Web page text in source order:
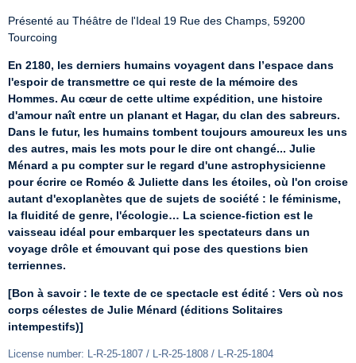
Présenté au Théâtre de l'Ideal 19 Rue des Champs, 59200
Tourcoing
En 2180, les derniers humains voyagent dans l’espace dans
l'espoir de transmettre ce qui reste de la mémoire des
Hommes. Au cœur de cette ultime expédition, une histoire
d'amour naît entre un planant et Hagar, du clan des sabreurs.
Dans le futur, les humains tombent toujours amoureux les uns
des autres, mais les mots pour le dire ont changé... Julie
Ménard a pu compter sur le regard d'une astrophysicienne
pour écrire ce Roméo & Juliette dans les étoiles, où l'on croise
autant d'exoplanètes que de sujets de société : le féminisme,
la fluidité de genre, l'écologie… La science-fiction est le
vaisseau idéal pour embarquer les spectateurs dans un
voyage drôle et émouvant qui pose des questions bien
terriennes.
[Bon à savoir : le texte de ce spectacle est édité : Vers où nos
corps célestes de Julie Ménard (éditions Solitaires
intempestifs)]
License number: L-R-25-1807 / L-R-25-1808 / L-R-25-1804